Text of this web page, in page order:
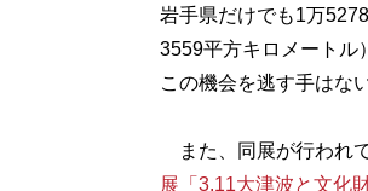
岩手県だけでも1万
3559平方キロメートル
この機会を逃す手はない
また、同展が行われ
展「3.11大津波と文化